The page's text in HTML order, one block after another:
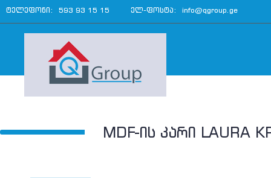
ტელეფონი: 593 93 15 15 ელ-ფოსტა: info@qgroup.ge
MDF-ᲘᲡ ᲙᲐᲠᲘ LAURA